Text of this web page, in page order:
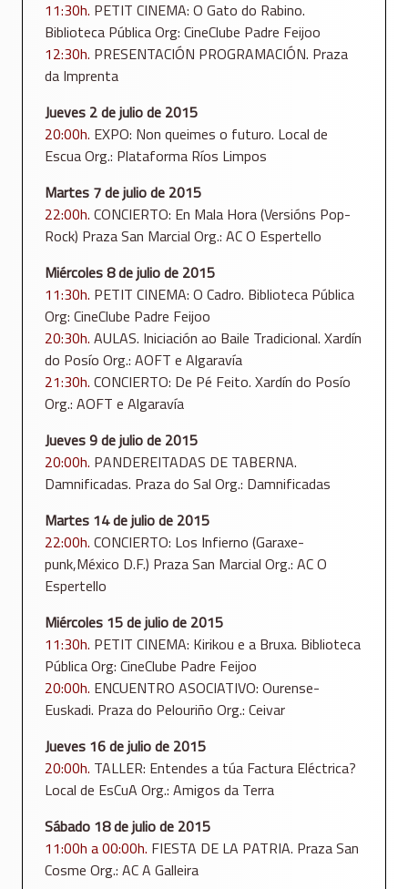
11:30h. PETIT CINEMA: O Gato do Rabino.
Biblioteca Pública Org: CineClube Padre Feijoo
12:30h. PRESENTACIÓN PROGRAMACIÓN. Praza
da Imprenta
Jueves 2 de julio de 2015
20:00h. EXPO: Non queimes o futuro. Local de
Escua Org.: Plataforma Ríos Limpos
Martes 7 de julio de 2015
22:00h. CONCIERTO: En Mala Hora (Versións Pop-
Rock) Praza San Marcial Org.: AC O Espertello
Miércoles 8 de julio de 2015
11:30h. PETIT CINEMA: O Cadro. Biblioteca Pública
Org: CineClube Padre Feijoo
20:30h. AULAS. Iniciación ao Baile Tradicional. Xardín
do Posío Org.: AOFT e Algaravía
21:30h. CONCIERTO: De Pé Feito. Xardín do Posío
Org.: AOFT e Algaravía
Jueves 9 de julio de 2015
20:00h. PANDEREITADAS DE TABERNA.
Damnificadas. Praza do Sal Org.: Damnificadas
Martes 14 de julio de 2015
22:00h. CONCIERTO: Los Infierno (Garaxe-
punk,México D.F.) Praza San Marcial Org.: AC O
Espertello
Miércoles 15 de julio de 2015
11:30h. PETIT CINEMA: Kirikou e a Bruxa. Biblioteca
Pública Org: CineClube Padre Feijoo
20:00h. ENCUENTRO ASOCIATIVO: Ourense-
Euskadi. Praza do Pelouriño Org.: Ceivar
Jueves 16 de julio de 2015
20:00h. TALLER: Entendes a túa Factura Eléctrica?
Local de EsCuA Org.: Amigos da Terra
Sábado 18 de julio de 2015
11:00h a 00:00h. FIESTA DE LA PATRIA. Praza San
Cosme Org.: AC A Galleira